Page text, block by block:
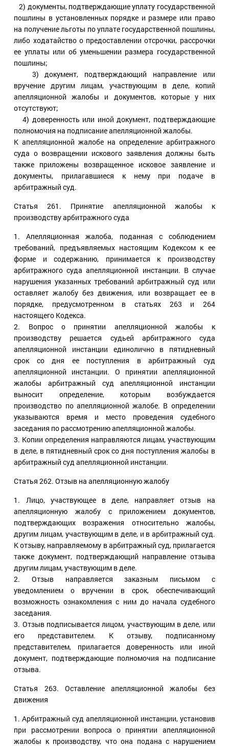
2) документы, подтверждающие уплату государственной
пошлины в установленных порядке и размере или право
на получение льготы по уплате государственной пошлины,
либо ходатайство о предоставлении отсрочки, рассрочки
ее уплаты или об уменьшении размера государственной
пошлины;
3) документ, подтверждающий направление или
вручение другим лицам, участвующим в деле, копий
апелляционной жалобы и документов, которые у них
отсутствуют;
4) доверенность или иной документ, подтверждающие
полномочия на подписание апелляционной жалобы.
К апелляционной жалобе на определение арбитражного
суда о возвращении искового заявления должны быть
также приложены возвращенное исковое заявление и
документы, прилагавшиеся к нему при подаче в
арбитражный суд.
Статья 261 . Принятие апелляционной жалобы к
производству арбитражного суда
1. Апелляционная жалоба, поданная с соблюдением
требований, предъявляемых настоящим Кодексом к ее
форме и содержанию, принимается к производству
арбитражного суда апелляционной инстанции. В случае
нарушения указанных требований арбитражный суд или
оставляет жалобу без движения, или возвращает ее в
порядке, предусмотренном в статьях 263 и 264
настоящего Кодекса.
2. Вопрос о принятии апелляционной жалобы к
производству решается судьей арбитражного суда
апелляционной инстанции единолично в пятидневный
срок со дня ее поступления в арбитражный суд
апелляционной инстанции. О принятии апелляционной
жалобы арбитражный суд апелляционной инстанции
выносит определение, которым возбуждается
производство по апелляционной жалобе. В определении
указываются время и место проведения судебного
заседания по рассмотрению апелляционной жалобы.
3. Копии определения направляются лицам, участвующим
в деле, в пятидневный срок со дня поступления жалобы в
арбитражный суд апелляционной инстанции.
Статья 262. Отзыв на апелляционную жалобу
1. Лицо, участвующее в деле, направляет отзыв на
апелляционную жалобу с приложением документов,
подтверждающих возражения относительно жалобы,
другим лицам, участвующим в деле, и в арбитражный суд.
К отзыву, направляемому в арбитражный суд, прилагается
также документ, подтверждающий направление отзыва
другим лицам, участвующим в деле.
2. Отзыв направляется заказным письмом с
уведомлением о вручении в срок, обеспечивающий
возможность ознакомления с ним до начала судебного
заседания.
3. Отзыв подписывается лицом, участвующим в деле, или
его представителем. К отзыву, подписанному
представителем, прилагается доверенность или иной
документ, подтверждающие полномочия на подписание
отзыва.
Статья 263. Оставление апелляционной жалобы без
движения
1. Арбитражный суд апелляционной инстанции, установив
при рассмотрении вопроса о принятии апелляционной
жалобы к производству, что она подана с нарушением